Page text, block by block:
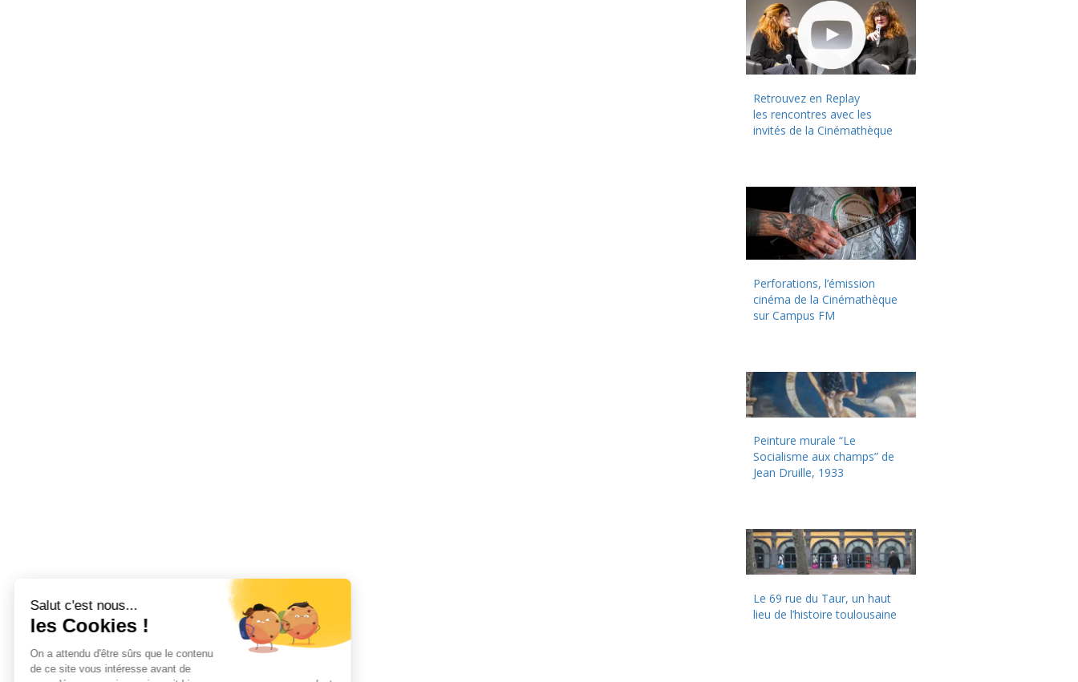
Retrouvez en Replay
les rencontres avec les
invités de la Cinémathèque
Perforations, l’émission
cinéma de la Cinémathèque
sur Campus FM
Peinture murale “Le
Socialisme aux champs” de
Jean Druille, 1933
Le 69 rue du Taur, un haut
lieu de l’histoire toulousaine